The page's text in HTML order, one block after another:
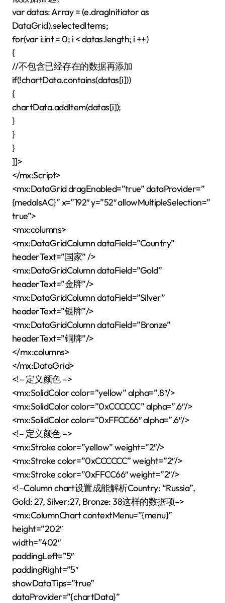
var datas: Array = (e.dragInitiator as
DataGrid).selectedItems;
for(var i:int = 0; i < datas.length; i ++)
{
//不包含已经存在的数据再添加
if(!chartData.contains(datas[i]))
{
chartData.addItem(datas[i]);
}
}
}
]]>
</mx:Script>
<mx:DataGrid dragEnabled=”true” dataProvider=”
{medalsAC}” x=”192″ y=”52″ allowMultipleSelection=”
true”>
<mx:columns>
<mx:DataGridColumn dataField=”Country”
headerText=”国家” />
<mx:DataGridColumn dataField=”Gold”
headerText=”金牌”/>
<mx:DataGridColumn dataField=”Silver”
headerText=”银牌”/>
<mx:DataGridColumn dataField=”Bronze”
headerText=”铜牌”/>
</mx:columns>
</mx:DataGrid>
<!– 定义颜色 –>
<mx:SolidColor color=”yellow” alpha=”.8″/>
<mx:SolidColor color=”0xCCCCCC” alpha=”.6″/>
<mx:SolidColor color=”0xFFCC66″ alpha=”.6″/>
<!– 定义颜色 –>
<mx:Stroke color=”yellow” weight=”2″/>
<mx:Stroke color=”0xCCCCCC” weight=”2″/>
<mx:Stroke color=”0xFFCC66″ weight=”2″/>
<!–Column chart设置成能解析Country: “Russia”,
Gold: 27, Silver:27, Bronze: 38这样的数据项–>
<mx:ColumnChart contextMenu=”{menu}”
height=”202″
width=”402″
paddingLeft=”5″
paddingRight=”5″
showDataTips=”true”
dataProvider=”{chartData}”